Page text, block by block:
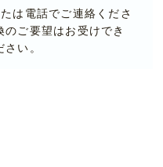
は電話でご連絡くださ
ご要望はお受けでき
い。